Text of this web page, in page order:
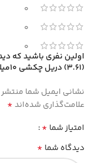
0
0
0
(3.61) دریل چکشی 10میلی متر-450وات-آچاری”
نشانی ایمیل شما
علامت‌گذاری شده‌اند*
امتیاز شما *
دیدگاه شما *